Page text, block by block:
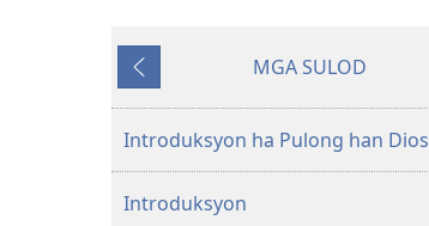
hin
nga
mga
Naglabay
MGA SULOD
Introduksyon ha Pulong han Dios
Introduksyon